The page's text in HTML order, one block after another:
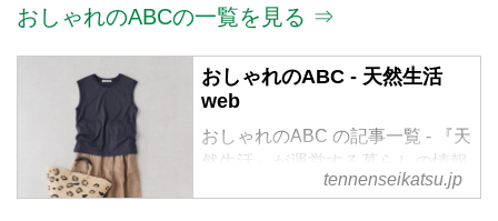
おしゃれのABCの一覧を見る ⇒
おしゃれのABC - 天然生活
web
おしゃれのABC の記事一覧 - 『天
然生活』が運営する暮らしの情報
サイト。食やファッション、暮ら
tennenseikatsu.jp